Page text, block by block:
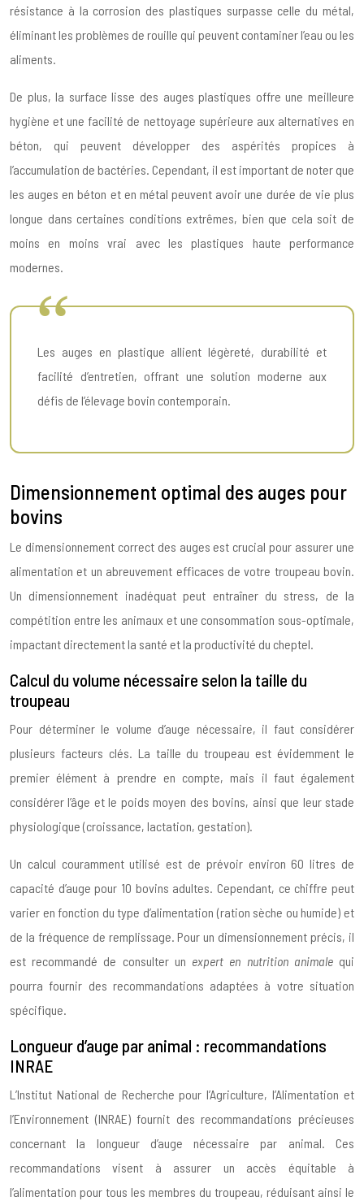
résistance à la corrosion des plastiques surpasse celle du métal,
éliminant les problèmes de rouille qui peuvent contaminer l’eau ou les
aliments.
De plus, la surface lisse des auges plastiques offre une meilleure
hygiène et une facilité de nettoyage supérieure aux alternatives en
béton, qui peuvent développer des aspérités propices à
l’accumulation de bactéries. Cependant, il est important de noter que
les auges en béton et en métal peuvent avoir une durée de vie plus
longue dans certaines conditions extrêmes, bien que cela soit de
moins en moins vrai avec les plastiques haute performance
modernes.
Les auges en plastique allient légèreté, durabilité et
facilité d’entretien, offrant une solution moderne aux
défis de l’élevage bovin contemporain.
Dimensionnement optimal des auges pour
bovins
Le dimensionnement correct des auges est crucial pour assurer une
alimentation et un abreuvement efficaces de votre troupeau bovin.
Un dimensionnement inadéquat peut entraîner du stress, de la
compétition entre les animaux et une consommation sous-optimale,
impactant directement la santé et la productivité du cheptel.
Calcul du volume nécessaire selon la taille du
troupeau
Pour déterminer le volume d’auge nécessaire, il faut considérer
plusieurs facteurs clés. La taille du troupeau est évidemment le
premier élément à prendre en compte, mais il faut également
considérer l’âge et le poids moyen des bovins, ainsi que leur stade
physiologique (croissance, lactation, gestation).
Un calcul couramment utilisé est de prévoir environ 60 litres de
capacité d’auge pour 10 bovins adultes. Cependant, ce chiffre peut
varier en fonction du type d’alimentation (ration sèche ou humide) et
de la fréquence de remplissage. Pour un dimensionnement précis, il
est recommandé de consulter un expert en nutrition animalequi
pourra fournir des recommandations adaptées à votre situation
spécifique.
Longueur d’auge par animal : recommandations
INRAE
L’Institut National de Recherche pour l’Agriculture, l’Alimentation et
l’Environnement (INRAE) fournit des recommandations précieuses
concernant la longueur d’auge nécessaire par animal. Ces
recommandations visent à assurer un accès équitable à
l’alimentation pour tous les membres du troupeau, réduisant ainsi le